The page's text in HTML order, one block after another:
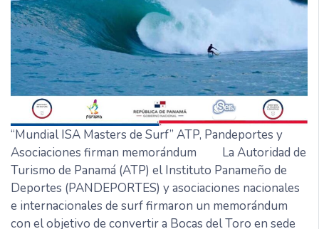
“Mundial ISA Masters de Surf” ATP, Pandeportes y
Asociaciones firman memorándum La Autoridad de
Turismo de Panamá (ATP) el Instituto Panameño de
Deportes (PANDEPORTES) y asociaciones nacionales
e internacionales de surf firmaron un memorándum
con el objetivo de convertir a Bocas del Toro en sede